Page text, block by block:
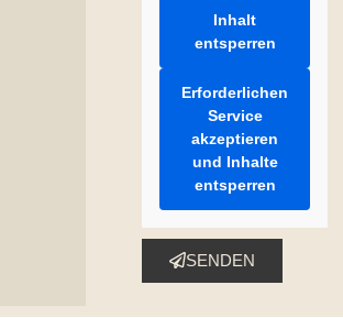
Inhalt
entsperren
Erforderlichen
Service
akzeptieren
und Inhalte
entsperren
SENDEN